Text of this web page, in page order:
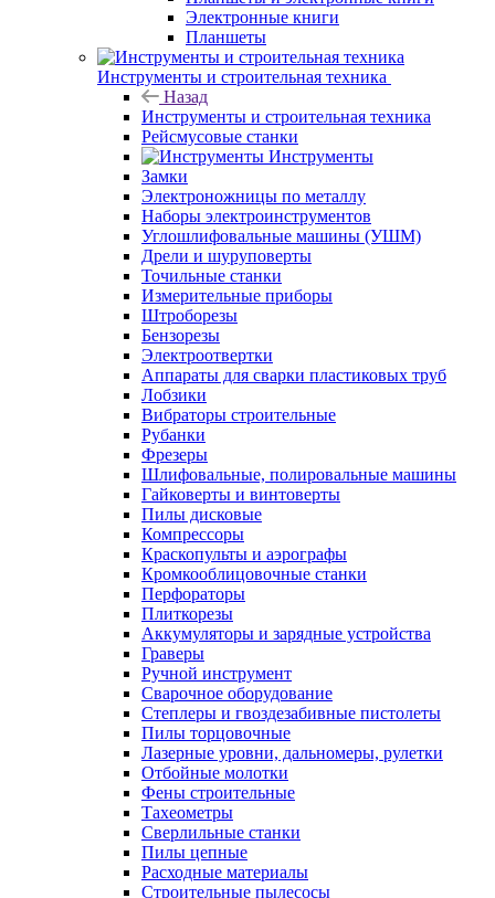
Электронные книги
Планшеты
Инструменты и строительная техника
Назад
Инструменты и строительная техника
Рейсмусовые станки
Инструменты
Замки
Электроножницы по металлу
Наборы электроинструментов
Углошлифовальные машины (УШМ)
Дрели и шуруповерты
Точильные станки
Измерительные приборы
Штроборезы
Бензорезы
Электроотвертки
Аппараты для сварки пластиковых труб
Лобзики
Вибраторы строительные
Рубанки
Фрезеры
Шлифовальные, полировальные машины
Гайковерты и винтоверты
Пилы дисковые
Компрессоры
Краскопульты и аэрографы
Кромкооблицовочные станки
Перфораторы
Плиткорезы
Аккумуляторы и зарядные устройства
Граверы
Ручной инструмент
Сварочное оборудование
Степлеры и гвоздезабивные пистолеты
Пилы торцовочные
Лазерные уровни, дальномеры, рулетки
Отбойные молотки
Фены строительные
Тахеометры
Сверлильные станки
Пилы цепные
Расходные материалы
Строительные пылесосы